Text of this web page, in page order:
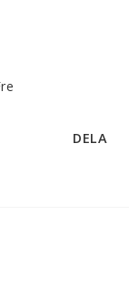
DELA